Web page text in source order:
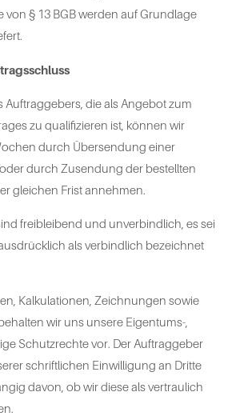
von § 13 BGB werden auf Grundlage
Auftraggebers, die als Angebot zum
zu qualifizieren ist, können wir
durch Übersendung einer
durch Zusendung der bestellten
gleichen Frist annehmen.
freibleibend und unverbindlich, es sei
als verbindlich bezeichnet
Kalkulationen, Zeichnungen sowie
wir uns unsere Eigentums-,
Schutzrechte vor. Der Auftraggeber
schriftlichen Einwilligung an Dritte
davon, ob wir diese als vertraulich